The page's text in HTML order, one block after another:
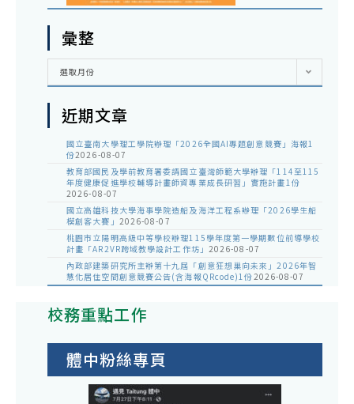
彙整
彙
選取月份
近期文章
國立臺南大學理工學院辦理「2026全國AI專題創意競賽」海報1
份2026-08-07
教育部國民及學前教育署委請國立臺灣師範大學辦理「114至115
年度健康促進學校輔導計畫師資專業成長研習」實施計畫1份
2026-08-07
國立高雄科技大學海事學院造船及海洋工程系辦理「2026學生船
模創客大賽」 2026-08-07
桃園市立陽明高級中等學校辦理115學年度第一學期數位前導學校
計畫「AR2VR跨域教學設計工作坊」 2026-08-07
內政部建築研究所主辦第十九屆「創意狂想巢向未來」2026年智
慧化居住空間創意競賽公告(含海報QRcode)1份2026-08-07
校務重點工作
體中粉絲專頁